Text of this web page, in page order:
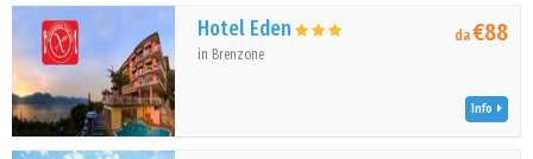
Hotel Eden
in Brenzone
da€88
Info